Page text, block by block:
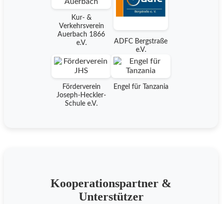
Kur- &
Verkehrsverein
Auerbach 1866
e.V.
ADFC Bergstraße
e.V.
Förderverein
Joseph-Heckler-
Schule e.V.
Engel für Tanzania
Kooperationspartner &
Unterstützer